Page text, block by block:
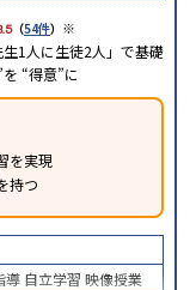
（54件） ※
1人に生徒2人」で基礎
“得意”に
を実現
持つ
導 自立学習 映像授業